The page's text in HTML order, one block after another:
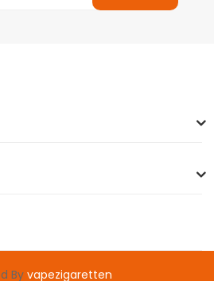
Byvapezigaretten